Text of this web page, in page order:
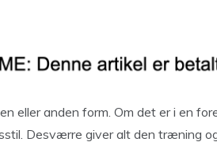
eller anden form. Om det er i en
Desværre giver alt den træning